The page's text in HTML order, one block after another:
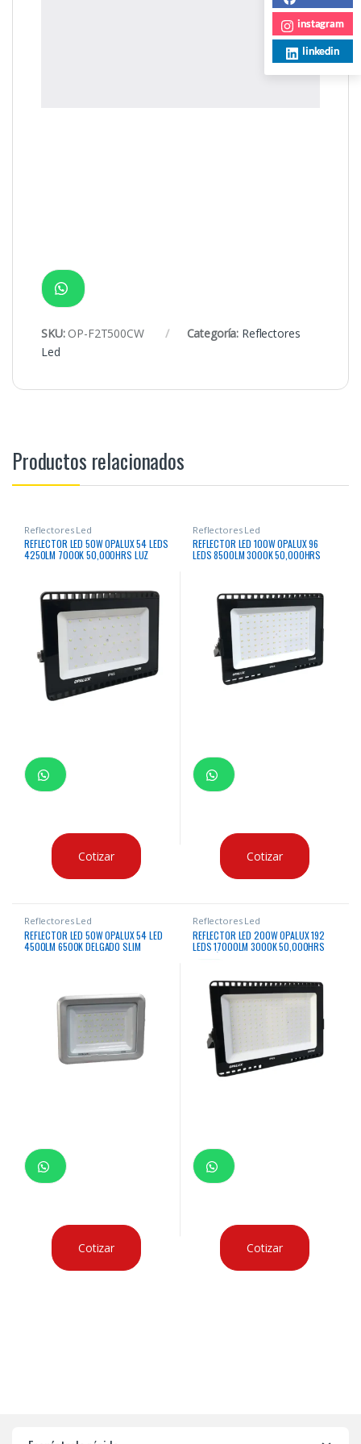
SKU: OP-F2T500CW Categoría: Reflectores
Led
Productos relacionados
Reflectores Led
REFLECTOR LED 50W OPALUX 54 LEDS
4250LM 7000K 50,000HRS LUZ
Cotizar
Reflectores Led
REFLECTOR LED 100W OPALUX 96
LEDS 8500LM 3000K 50,000HRS
Cotizar
Reflectores Led
REFLECTOR LED 50W OPALUX 54 LED
4500LM 6500K DELGADO SLIM
Cotizar
Reflectores Led
REFLECTOR LED 200W OPALUX 192
LEDS 17000LM 3000K 50,000HRS
Cotizar
instagram
linkedin